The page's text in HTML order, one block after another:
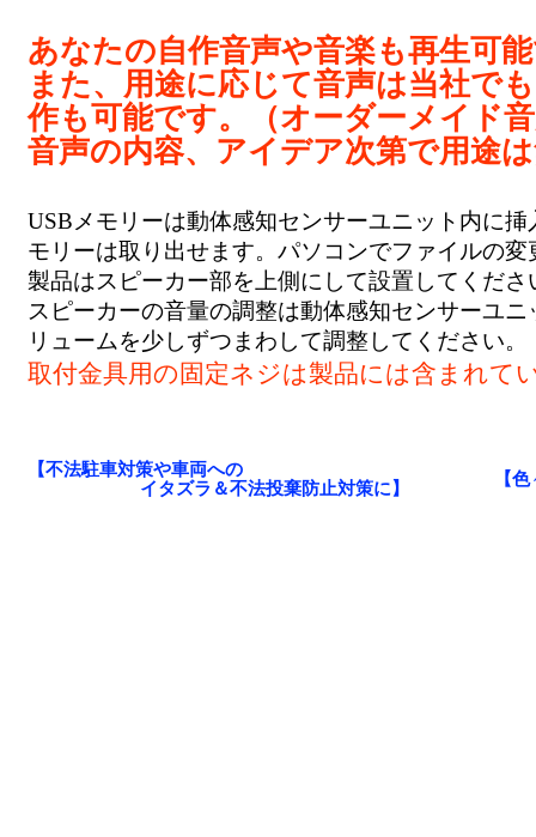
あなたの自作音声や音楽も再生可
また、用途に応じて音声は当社で
作も可能です。（オーダーメイド
音声の内容、アイデア次第で用途
USBメモリーは動体感知センサーユニット内に
モリーは取り出せます。パソコンでファイルの
製品はスピーカー部を上側にして設置してくださ
スピーカーの音量の調整は動体感知センサーユ
リュームを少しずつまわして調整してください。
取付金具用の固定ネジは製品には含まれて
【不法駐車対策や車両への
イタズラ＆不法投棄防止対策に】
【